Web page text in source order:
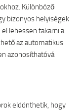
Különböző
bizonyos helyiségek
lehessen takarni a
az automatikus
azonosíthatóvá
eldönthetik, hogy